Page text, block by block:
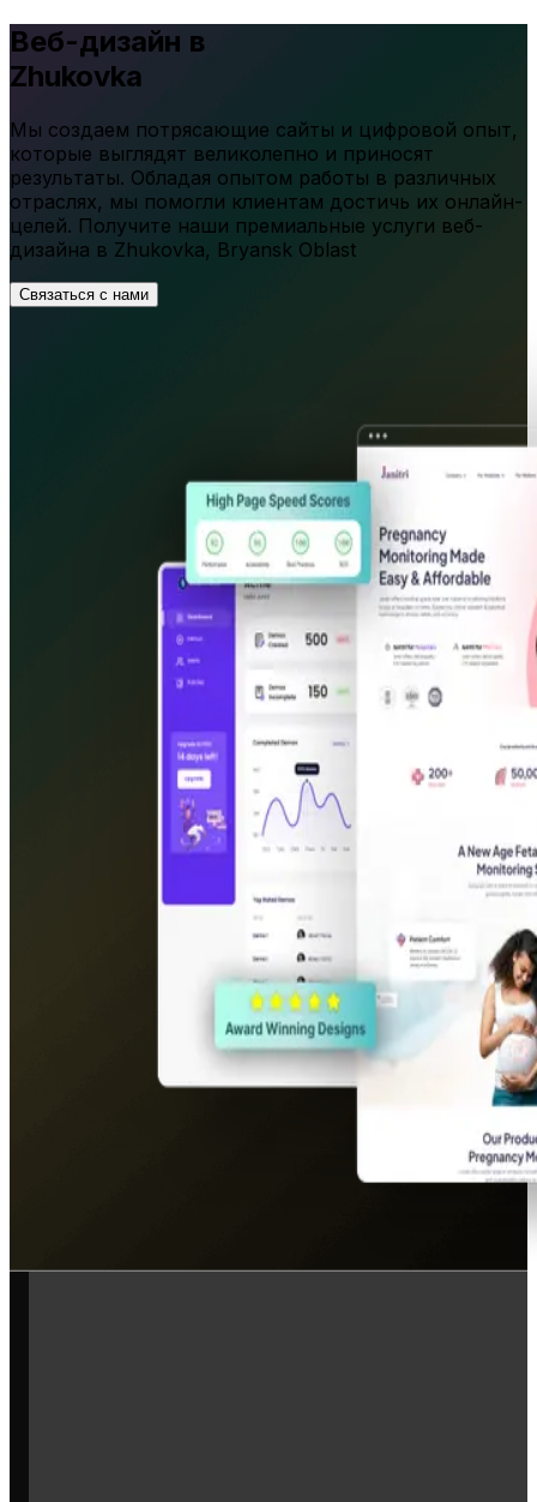
Веб-дизайн в
Zhukovka
Мы создаем потрясающие сайты и цифровой опыт,
которые выглядят великолепно и приносят
результаты. Обладая опытом работы в различных
отраслях, мы помогли клиентам достичь их онлайн-
целей. Получите наши премиальные услуги веб-
дизайна в Zhukovka, Bryansk Oblast
Связаться с нами